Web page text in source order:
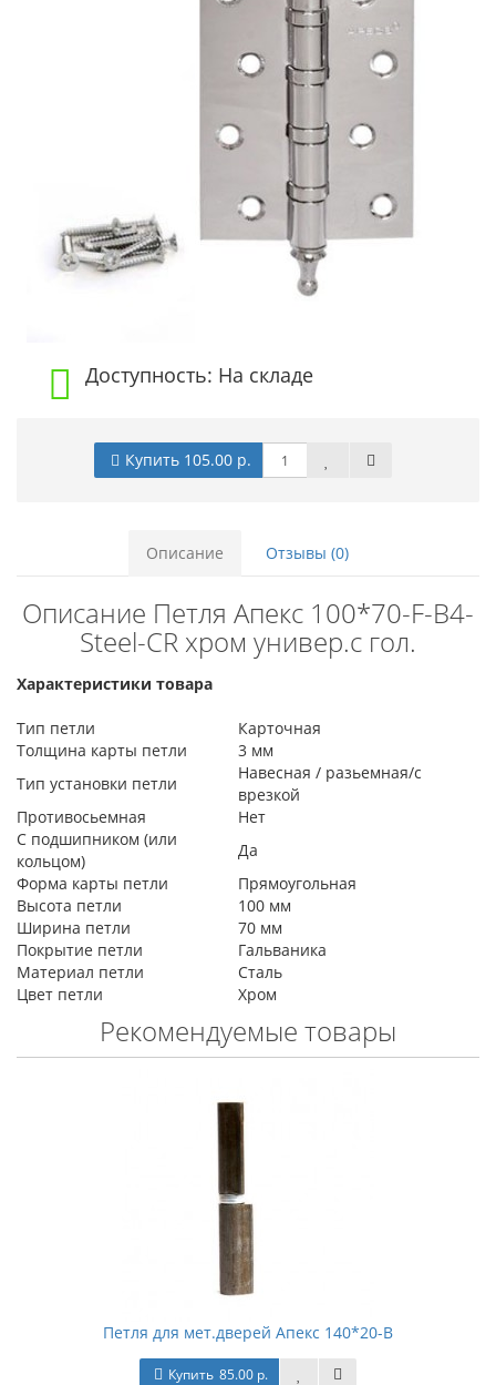
Доступность: На складе
Купить 105.00 р.
Описание Отзывы (0)
Описание Петля Апекс 100*70-F-B4-
Steel-CR хром универ.с гол.
Характеристики товара
Тип петли
Карточная
Толщина карты петли
3 мм
Тип установки петли
Навесная / разьемная/с
врезкой
Противосьемная
Нет
С подшипником (или
кольцом)
Да
Форма карты петли
Прямоугольная
Высота петли
100 мм
Ширина петли
70 мм
Покрытие петли
Гальваника
Материал петли
Сталь
Цвет петли
Хром
Рекомендуемые товары
Петля для мет.дверей Апекс 140*20-В
Купить 85.00 р.